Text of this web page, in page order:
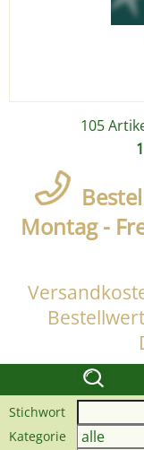
105
1
Montag -
Stichwort
Kategorie